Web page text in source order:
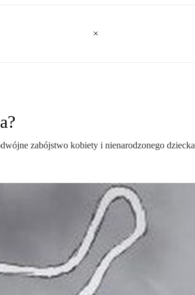
zabójstwo kobiety i nienarodzonego dziecka